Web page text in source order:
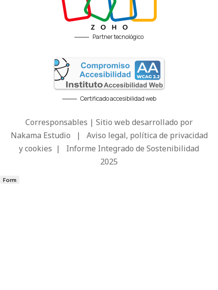
Partner tecnológico
Certificado accesibilidad web
Corresponsables | Sitio web desarrollado por
Nakama Estudio | Aviso legal, política de privacidad
y cookies | Informe Integrado de Sostenibilidad
2025
Form